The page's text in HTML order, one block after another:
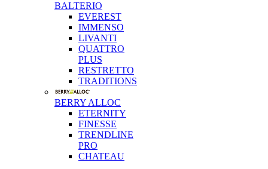
BALTERIO
EVEREST
IMMENSO
LIVANTI
QUATTRO
PLUS
RESTRETTO
TRADITIONS
BERRY ALLOC
ETERNITY
FINESSE
TRENDLINE
PRO
CHATEAU